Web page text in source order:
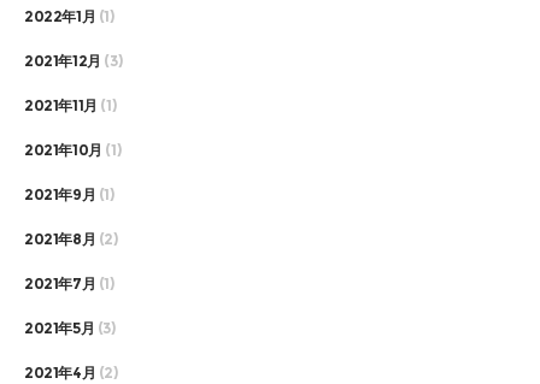
2022年1月 (1)
2021年12月 (3)
2021年11月 (1)
2021年10月 (1)
2021年9月 (1)
2021年8月 (2)
2021年7月 (1)
2021年5月 (3)
2021年4月 (2)